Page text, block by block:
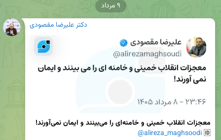
دکتر علیرضا مقصودی
معجزات انقلاب خمینی و خامنه‌ای را می‌بینند و ایمان نمی‌آورند!
🆔
@alireza_maghsoodi
۹ مرداد